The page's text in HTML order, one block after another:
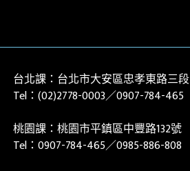
台北課：台北市大安區忠孝東路三
Tel：(02)2778-0003／0907-784-465
桃園課：桃園市平鎮區中豐路132號
Tel： 0907-784-465／0985-886-808